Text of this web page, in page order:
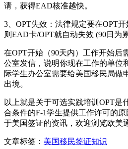
请，获得EAD核准越快。
3、OPT失效：法律规定要在OPT
则EAD卡/OPT就自动失效 (90日为
在OPT开始（90天内）工作开始后
公室发信，说明你现在工作的单位
际学生办公室需要给美国移民局做
出境。
以上就是关于可选实践培训OPT是
合条件的F-1学生提供工作许可的
于美国签证的资讯，欢迎浏览欧美
文章标签： 美国移民签证知识